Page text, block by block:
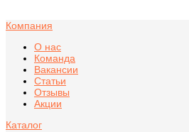
Компания
О нас
Команда
Вакансии
Статьи
Отзывы
Акции
Каталог